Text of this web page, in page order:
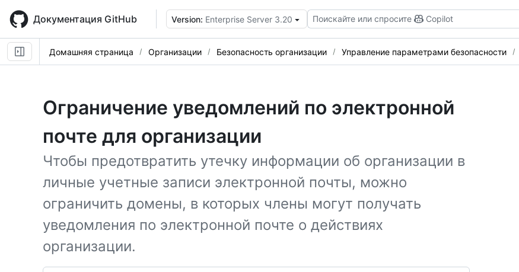
main
content
Документация GitHub Version: Enterprise Server 3.20 Поискайте или спросите Copilot
Домашняя страница Организации Безопасность организации Управление параметрами безопасности
Ограничение уведомлений по электронной
почте для организации
Чтобы предотвратить утечку информации об организации в
личные учетные записи электронной почты, можно
ограничить домены, в которых члены могут получать
уведомления по электронной почте о действиях
организации.